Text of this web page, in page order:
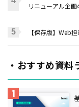
リニューアル企
【保存版】Web
・おすすめ資料